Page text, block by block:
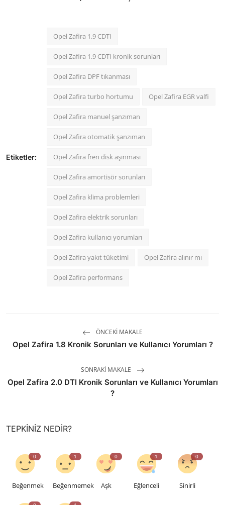
Etiketler:
Opel Zafira 1.9 CDTI
Opel Zafira 1.9 CDTI kronik sorunları
Opel Zafira DPF tıkanması
Opel Zafira turbo hortumu Opel Zafira EGR valfi
Opel Zafira manuel şanzıman
Opel Zafira otomatik şanzıman
Opel Zafira fren disk aşınması
Opel Zafira amortisör sorunları
Opel Zafira klima problemleri
Opel Zafira elektrik sorunları
Opel Zafira kullanıcı yorumları
Opel Zafira yakıt tüketimi Opel Zafira alınır mı
Opel Zafira performans
ÖNCEKI MAKALE
Opel Zafira 1.8 Kronik Sorunları ve Kullanıcı Yorumları ?
SONRAKI MAKALE
Opel Zafira 2.0 DTI Kronik Sorunları ve Kullanıcı Yorumları
?
TEPKINIZ NEDIR?
0
Beğenmek
1
Beğenmemek
0
Aşk
1
Eğlenceli
0
Sinirli